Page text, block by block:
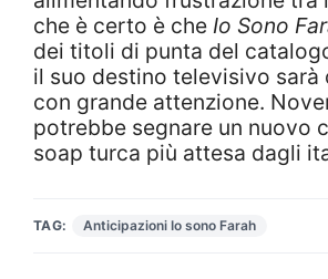
che è certo è che Io Sono
dei titoli di punta del
il suo destino televisivo sarà
con grande attenzione.
potrebbe segnare un nuovo
soap turca più attesa dagli
TAG: Anticipazioni Io sono Farah